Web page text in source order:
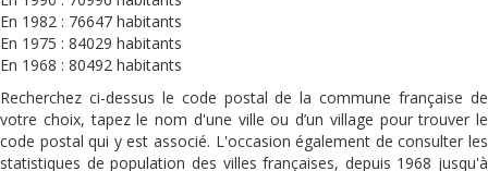
En 1982 : 76647 habitants
En 1975 : 84029 habitants
En 1968 : 80492 habitants
Recherchez ci-dessus le code postal de la commune française de
votre choix, tapez le nom d'une ville ou d’un village pour trouver le
code postal qui y est associé. L'occasion également de consulter les
statistiques de population des villes françaises, depuis 1968 jusqu'à